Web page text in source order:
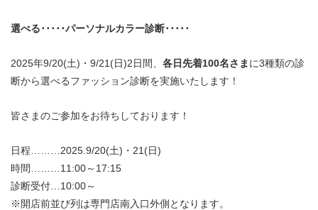
選べる･････パーソナルカラー診断･ ･ ･ ･ ･
2025年9/20(土)・9/21(日)2日間、 各日先着100名さま に3種類の診
断から選べるファッション診断を実施いたします！
皆さまのご参加をお待ちしております！
日程………2025.9/20(土)・21(日)
時間………11:00～17:15
診断受付…10:00～
※開店前並び列は専門店南入口外側となります。